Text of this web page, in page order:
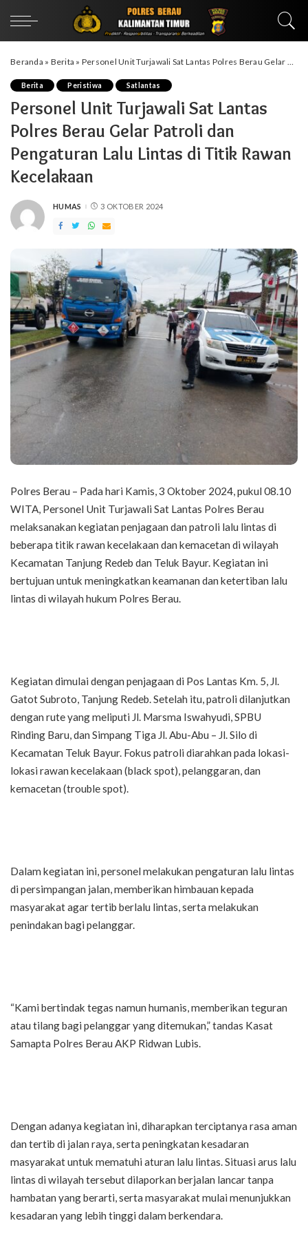
Beranda » Berita » Personel Unit Turjawali Sat Lantas Polres Berau Gelar Patroli dan Pengaturan Lalu Lintas di Titik Rawan Kecelakaan
Berita Peristiwa Satlantas
Personel Unit Turjawali Sat Lantas
Polres Berau Gelar Patroli dan
Pengaturan Lalu Lintas di Titik Rawan
Kecelakaan
POSTED
HUMAS 3 OKTOBER 2024
Polres Berau – Pada hari Kamis, 3 Oktober 2024, pukul 08.10
WITA, Personel Unit Turjawali Sat Lantas Polres Berau
melaksanakan kegiatan penjagaan dan patroli lalu lintas di
beberapa titik rawan kecelakaan dan kemacetan di wilayah
Kecamatan Tanjung Redeb dan Teluk Bayur. Kegiatan ini
bertujuan untuk meningkatkan keamanan dan ketertiban lalu
lintas di wilayah hukum Polres Berau.
Kegiatan dimulai dengan penjagaan di Pos Lantas Km. 5, Jl.
Gatot Subroto, Tanjung Redeb. Setelah itu, patroli dilanjutkan
dengan rute yang meliputi Jl. Marsma Iswahyudi, SPBU
Rinding Baru, dan Simpang Tiga Jl. Abu-Abu – Jl. Silo di
Kecamatan Teluk Bayur. Fokus patroli diarahkan pada lokasi-
lokasi rawan kecelakaan (black spot), pelanggaran, dan
kemacetan (trouble spot).
Dalam kegiatan ini, personel melakukan pengaturan lalu lintas
di persimpangan jalan, memberikan himbauan kepada
masyarakat agar tertib berlalu lintas, serta melakukan
penindakan bagi pelanggar.
“Kami bertindak tegas namun humanis, memberikan teguran
atau tilang bagi pelanggar yang ditemukan,” tandas Kasat
Samapta Polres Berau AKP Ridwan Lubis.
Dengan adanya kegiatan ini, diharapkan terciptanya rasa aman
dan tertib di jalan raya, serta peningkatan kesadaran
masyarakat untuk mematuhi aturan lalu lintas. Situasi arus lalu
lintas di wilayah tersebut dilaporkan berjalan lancar tanpa
hambatan yang berarti, serta masyarakat mulai menunjukkan
kesadaran yang lebih tinggi dalam berkendara.